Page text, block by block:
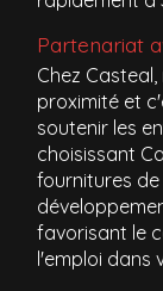
Partenariat
Chez
proximité et
soutenir les
choisissant
fournitures
favorisant le
l'emploi dans